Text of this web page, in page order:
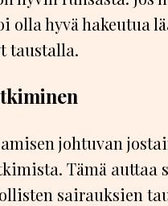
olla hyvä hakeutua
taustalla.
johtuvan
Tämä auttaa
sairauksien